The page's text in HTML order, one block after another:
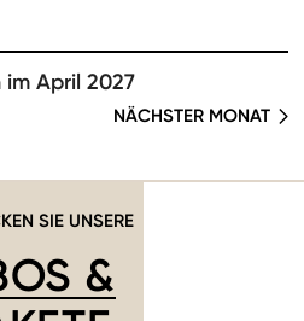
im April 2027
NÄCHSTER MONAT
SIE UNSERE
&